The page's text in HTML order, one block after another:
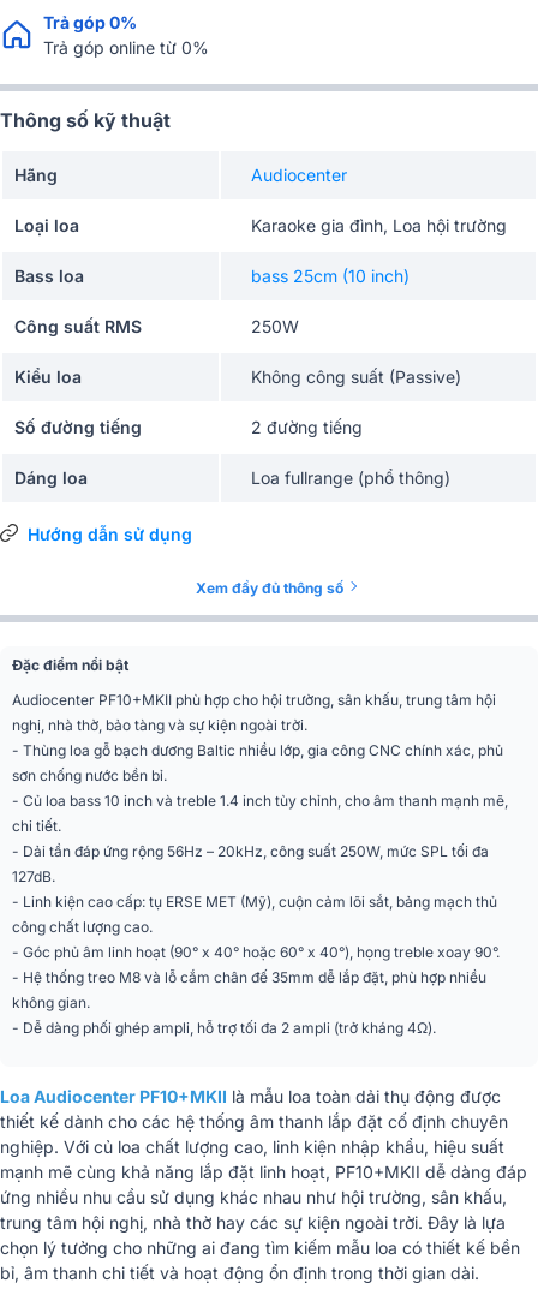
Trả góp 0%
Trả góp online từ 0%
Thông số kỹ thuật
Hãng Audiocenter
Loại loa Karaoke gia đình, Loa hội trường
Bass loa bass 25cm (10 inch)
Công suất RMS 250W
Kiểu loa Không công suất (Passive)
Số đường tiếng 2 đường tiếng
Dáng loa Loa fullrange (phổ thông)
Ứng dụng mở rộng
Đen
Phân khúc
Dải tần đáp ứng (-6dB) 56Hz – 20kHz
Công suất định mức
(AES)
250W
Mức áp suất âm cực
đại
121dB / 127dB
Củ loa bass (LF) 10” tùy chỉnh, cuộn dây 2.5”
Củ loa treble (HF) 1.4” họng ra, cuộn dây 1.75”
Góc phủ PF10+MKII90
Tần số cắt phân tần 1800Hz
Trở kháng 8Ω (+1, -1)
Số kênh ampli phối
ghép
Tối đa 2 kênh, 4Ω
Phụ kiện treo lắp Ốc M8
Hướng dẫn sử dụng
Xem đầy đủ thông số
Đặc điểm nổi bật
Audiocenter PF10+MKII phù hợp cho hội trường, sân khấu, trung tâm hội
nghị, nhà thờ, bảo tàng và sự kiện ngoài trời.
- Thùng loa gỗ bạch dương Baltic nhiều lớp, gia công CNC chính xác, phủ
sơn chống nước bền bỉ.
- Củ loa bass 10 inch và treble 1.4 inch tùy chỉnh, cho âm thanh mạnh mẽ,
chi tiết.
- Dải tần đáp ứng rộng 56Hz – 20kHz, công suất 250W, mức SPL tối đa
127dB.
- Linh kiện cao cấp: tụ ERSE MET (Mỹ), cuộn cảm lõi sắt, bảng mạch thủ
công chất lượng cao.
- Góc phủ âm linh hoạt (90° x 40° hoặc 60° x 40°), họng treble xoay 90°.
- Hệ thống treo M8 và lỗ cắm chân đế 35mm dễ lắp đặt, phù hợp nhiều
không gian.
- Dễ dàng phối ghép ampli, hỗ trợ tối đa 2 ampli (trở kháng 4Ω).
Loa Audiocenter PF10+MKII là mẫu loa toàn dải thụ động được
thiết kế dành cho các hệ thống âm thanh lắp đặt cố định chuyên
nghiệp. Với củ loa chất lượng cao, linh kiện nhập khẩu, hiệu suất
mạnh mẽ cùng khả năng lắp đặt linh hoạt, PF10+MKII dễ dàng đáp
ứng nhiều nhu cầu sử dụng khác nhau như hội trường, sân khấu,
trung tâm hội nghị, nhà thờ hay các sự kiện ngoài trời. Đây là lựa
chọn lý tưởng cho những ai đang tìm kiếm mẫu loa có thiết kế bền
bỉ, âm thanh chi tiết và hoạt động ổn định trong thời gian dài.